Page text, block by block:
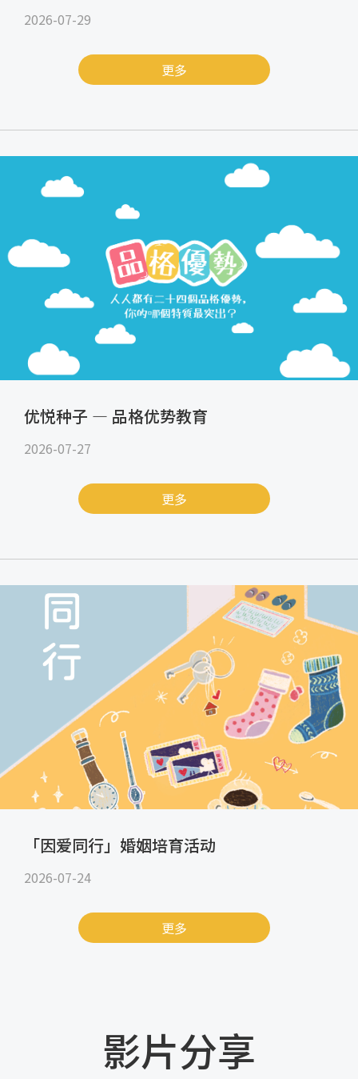
2026-07-29
更多
优悦种子 — 品格优势教育
2026-07-27
更多
「因爱同行」婚姻培育活动
2026-07-24
更多
影片分享